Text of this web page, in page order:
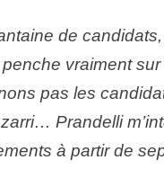
de candidats,
vraiment
pas les
Prandelli
à partir de